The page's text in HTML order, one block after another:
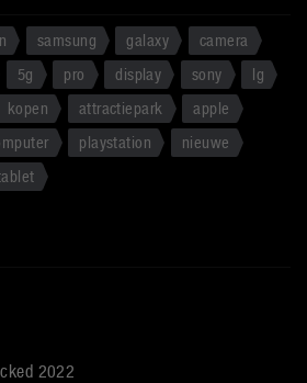
samsung galaxy
camera
5g pro display sony
lg
kopen attractiepark
apple
playstation
nieuwe
2022